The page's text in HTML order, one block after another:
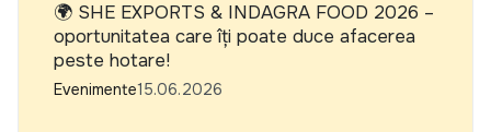
🌍 SHE EXPORTS & INDAGRA FOOD 2026 –
oportunitatea care îți poate duce afacerea
peste hotare!
Evenimente15.06.2026